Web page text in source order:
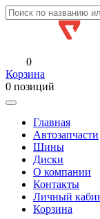
0
Корзина
0 позиций
Главная
Автозапчасти
Шины
Диски
О компании
Контакты
Личный
Корзина